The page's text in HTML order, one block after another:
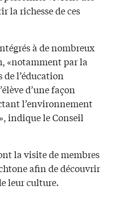
la richesse de ces
à de nombreux
«notamment par la
de l’éducation
d’une façon
l’environnement
indique le Conseil
la visite de membres
afin de découvrir
leur culture.